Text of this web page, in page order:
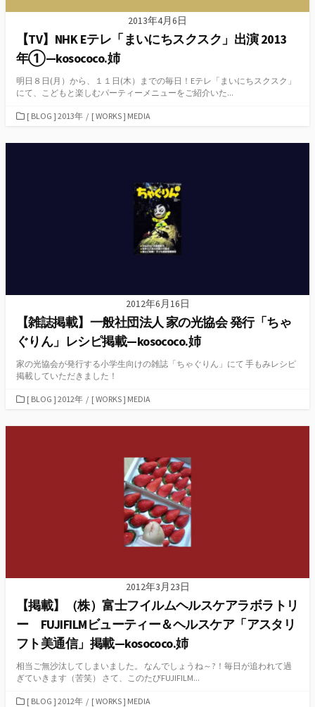
2013年4月6日
【TV】NHK Eテレ「まいにちスクスク」出演 2013
年①—kosococo.姉
明日８日(月）から、１１日(木）までの毎日！Eテレ「まいにちスクスク」
にて、こどもと楽しむパーティーメニューをご紹介いた...
カ
ゴ
[ BLOG ] 2013年 / [ WORKS ] MEDIA
2012年6月16日
【雑誌掲載】一般社団法人 家の光協会 発行「ちゃ
ぐりん」レシピ掲載—kosococo.姉
家の光協会が発行する小学生向けの雑誌「ちゃぐりん」にて 手もみレシピ
掲載していただきました！
カ
ゴ
[ BLOG ] 2012年 / [ WORKS ] MEDIA
2012年3月23日
【掲載】（株）富士フイルムヘルスケアラボラトリ
ー FUJIFILMビューティー＆ヘルスケア「アスタリ
フト美通信」掲載—kosococo.姉
相当ご無沙汰してしまいました。 なんでしょうね～?！毎日が追われて過
ぎていきます（苦笑） さて、このたびFUJIFILM...
カ[ BLOG ] 2012年 / [ WORKS ] MEDIA